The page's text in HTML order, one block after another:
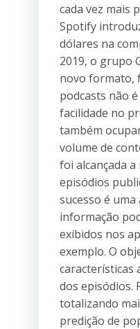
cada vez mais
Spotify
dólares na
2019, o grupo
novo formato,
podcasts não
facilidade no
também
volume de
foi alcançada
episódios
sucesso é
informação
exibidos nos
exemplo. O
características
dos episódios.
totalizando
predição de